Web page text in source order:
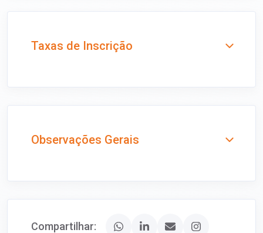
Taxas de Inscrição
Observações Gerais
Compartilhar: